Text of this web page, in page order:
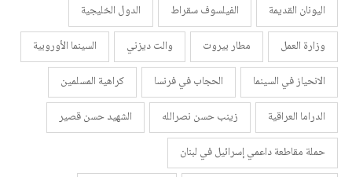
اليونان القديمة
الفيلسوف سقراط
الدول الخليجية
وزارة العمل
مطار بيروت والت ديزني
السينما الأوروبية
الانحياز في السينما
الحجاب في فرنسا
كراهية المسلمين
الدراما العراقية
زينب حسن نصرالله
الشهيد حسن قصير
حملة مقاطعة داعمي إسرائيل في لبنان